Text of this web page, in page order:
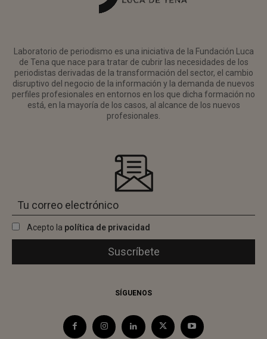
Laboratorio de periodismo es una iniciativa de la Fundación Luca
de Tena que nace para tratar de cubrir las necesidades de los
periodistas derivadas de la transformación del sector, el cambio
disruptivo del negocio de la información y la demanda de nuevos
perfiles profesionales en entornos en los que dicha formación no
está, en la mayoría de los casos, al alcance de los nuevos
profesionales.
Acepto la política de privacidad
SÍGUENOS